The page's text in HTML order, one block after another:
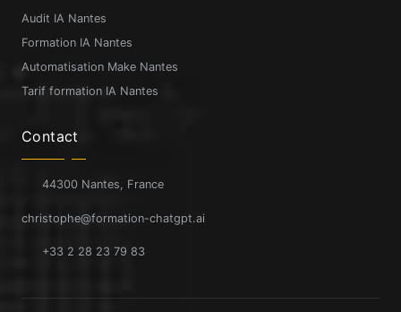
Audit IA Nantes
Formation IA Nantes
Automatisation Make Nantes
Tarif formation IA Nantes
Contact
44300 Nantes, France
christophe@formation-chatgpt.ai
+33 2 28 23 79 83